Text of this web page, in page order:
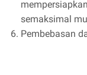
semaksimal
Pembebasan